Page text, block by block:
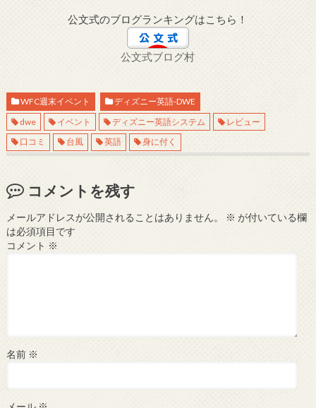
公文式のブログランキングはこちら！
公文式ブログ村
WFC週末イベント
ディズニー英語-DWE
dwe
イベント ディズニー英語システム
レビュー
口コミ
台風 英語 身に付く
コメントを残す
メールアドレスが公開されることはありません。 ※ が付いている欄
は必須項目です
コメント ※
名前 ※